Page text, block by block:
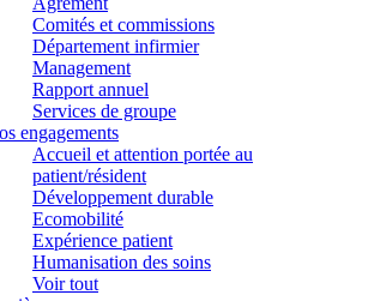
Comités et commissions
Département infirmier
Management
Rapport annuel
Services de groupe
engagements
Accueil et attention portée au
patient/résident
Développement durable
Ecomobilité
Expérience patient
Humanisation des soins
Voir tout